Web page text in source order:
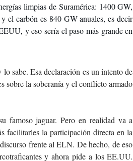
limpias de Suramérica: 1400 GW,
el carbón es 840 GW anuales, es decir
y eso sería el paso más grande en
sabe. Esa declaración es un intento de
sobre la soberanía y el conflicto armado
famoso jaguar. Pero en realidad va a
facilitarles la participación directa en la
frente al ELN. De hecho, de eso
y ahora pide a los EE.UU.